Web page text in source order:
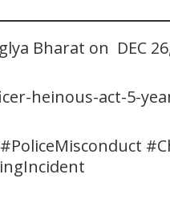
Bharat on DEC
heinous-act-5-